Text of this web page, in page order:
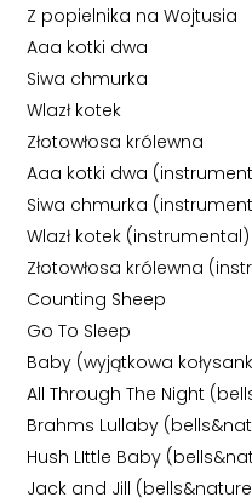
Z popielnika na Wojtusia
Aaa kotki dwa
Siwa chmurka
Wlazł kotek
Złotowłosa królewna
Aaa kotki dwa
Siwa chmurka
Wlazł kotek (instrumental)
Złotowłosa królewna
Counting Sheep
Go To Sleep
Baby (wyjątkowa
All Through The Night
Brahms Lullaby
Hush LIttle Baby
Jack and Jill